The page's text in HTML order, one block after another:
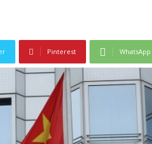
Pinterest WhatsApp